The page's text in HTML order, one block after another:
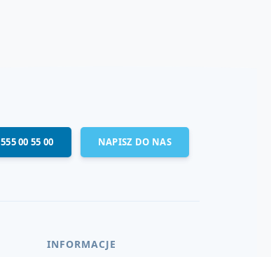
555 00 55 00 NAPISZ DO NAS
INFORMACJE